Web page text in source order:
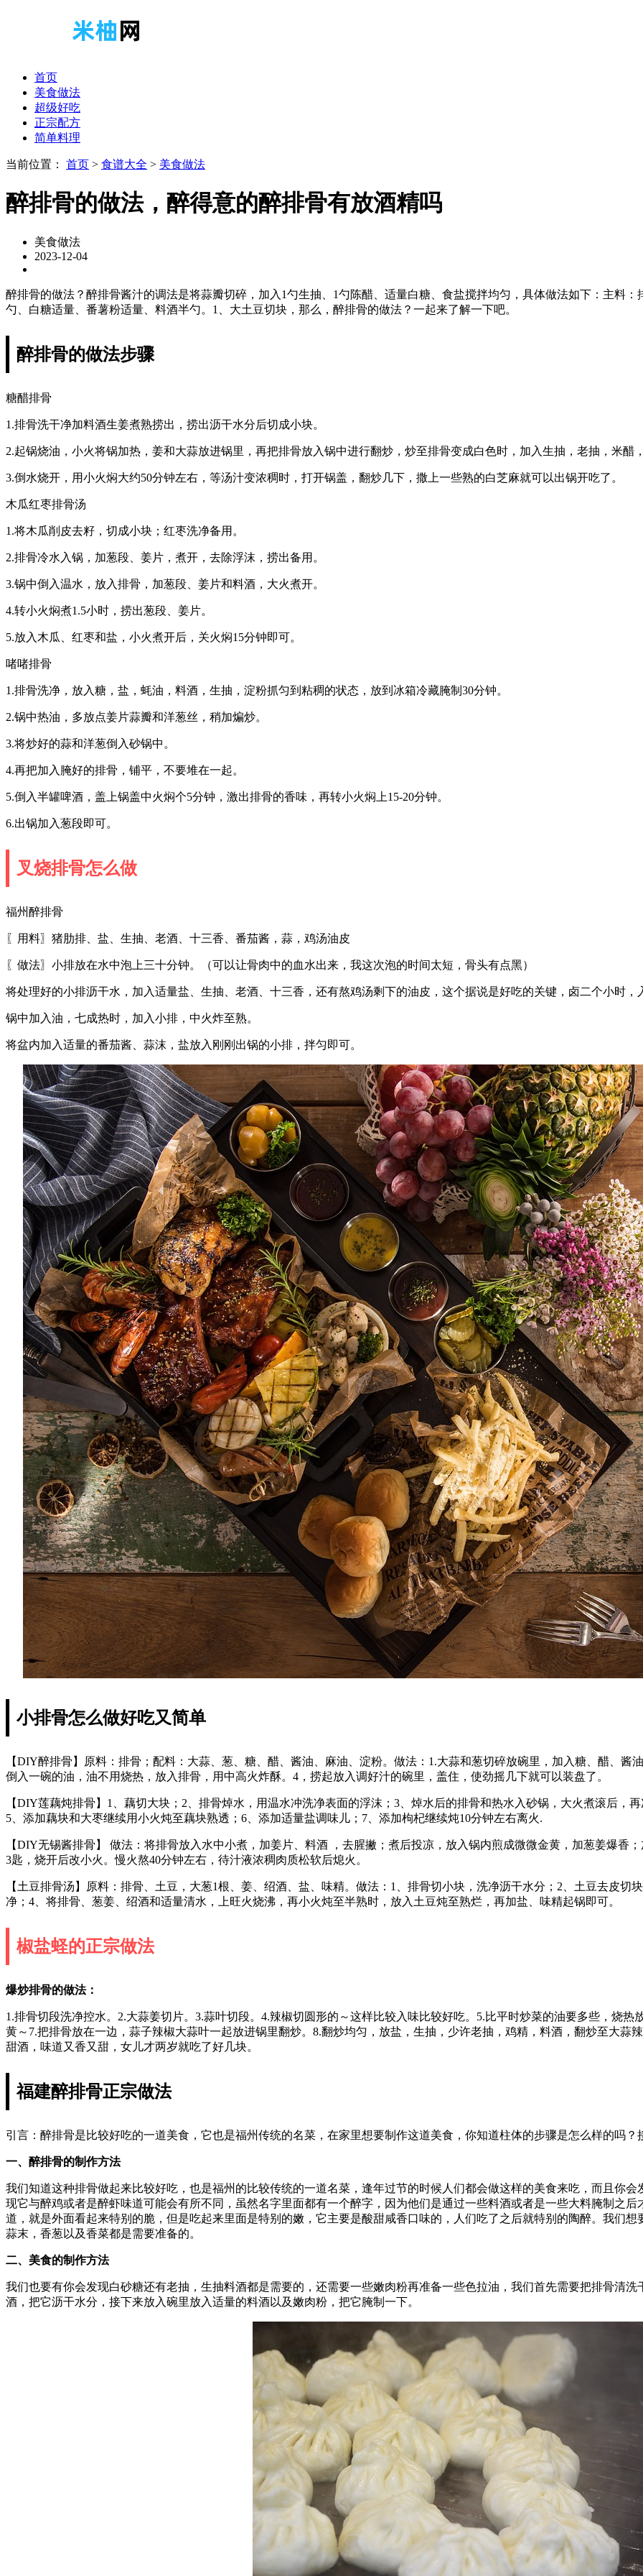
首页
美食做法
超级好吃
正宗配方
简单料理
当前位置： 首页 > 食谱大全 > 美食做法
醉排骨的做法，醉得意的醉排骨有放酒精吗
美食做法
2023-12-04
醉排骨的做法？醉排骨酱汁的调法是将蒜瓣切碎，加入1勺生抽、1勺陈醋、适量白糖、食盐搅拌均匀，具体做法如下：主料：
勺、白糖适量、番薯粉适量、料酒半勺。1、大土豆切块，那么，醉排骨的做法？一起来了解一下吧。
醉排骨的做法步骤
糖醋排骨
1.排骨洗干净加料酒生姜煮熟捞出，捞出沥干水分后切成小块。
2.起锅烧油，小火将锅加热，姜和大蒜放进锅里，再把排骨放入锅中进行翻炒，炒至排骨变成白色时，加入生抽，老抽，米醋
3.倒水烧开，用小火焖大约50分钟左右，等汤汁变浓稠时，打开锅盖，翻炒几下，撒上一些熟的白芝麻就可以出锅开吃了。
木瓜红枣排骨汤
1.将木瓜削皮去籽，切成小块；红枣洗净备用。
2.排骨冷水入锅，加葱段、姜片，煮开，去除浮沫，捞出备用。
3.锅中倒入温水，放入排骨，加葱段、姜片和料酒，大火煮开。
4.转小火焖煮1.5小时，捞出葱段、姜片。
5.放入木瓜、红枣和盐，小火煮开后，关火焖15分钟即可。
啫啫排骨
1.排骨洗净，放入糖，盐，蚝油，料酒，生抽，淀粉抓匀到粘稠的状态，放到冰箱冷藏腌制30分钟。
2.锅中热油，多放点姜片蒜瓣和洋葱丝，稍加煸炒。
3.将炒好的蒜和洋葱倒入砂锅中。
4.再把加入腌好的排骨，铺平，不要堆在一起。
5.倒入半罐啤酒，盖上锅盖中火焖个5分钟，激出排骨的香味，再转小火焖上15-20分钟。
6.出锅加入葱段即可。
叉烧排骨怎么做
福州醉排骨
〖用料〗猪肋排、盐、生抽、老酒、十三香、番茄酱，蒜，鸡汤油皮
〖做法〗小排放在水中泡上三十分钟。（可以让骨肉中的血水出来，我这次泡的时间太短，骨头有点黑）
将处理好的小排沥干水，加入适量盐、生抽、老酒、十三香，还有熬鸡汤剩下的油皮，这个据说是好吃的关键，卤二个小时，
锅中加入油，七成热时，加入小排，中火炸至熟。
将盆内加入适量的番茄酱、蒜沫，盐放入刚刚出锅的小排，拌匀即可。
小排骨怎么做好吃又简单
【DIY醉排骨】原料：排骨；配料：大蒜、葱、糖、醋、酱油、麻油、淀粉。做法：1.大蒜和葱切碎放碗里，加入糖、醋、酱
倒入一碗的油，油不用烧热，放入排骨，用中高火炸酥。4，捞起放入调好汁的碗里，盖住，使劲摇几下就可以装盘了。
【DIY莲藕炖排骨】1、藕切大块；2、排骨焯水，用温水冲洗净表面的浮沫；3、焯水后的排骨和热水入砂锅，大火煮滚后，
5、添加藕块和大枣继续用小火炖至藕块熟透；6、添加适量盐调味儿；7、添加枸杞继续炖10分钟左右离火.
【DIY无锡酱排骨】 做法：将排骨放入水中小煮，加姜片、料酒 ，去腥撇；煮后投凉，放入锅内煎成微微金黄，加葱姜爆香
3匙，烧开后改小火。慢火熬40分钟左右，待汁液浓稠肉质松软后熄火。
【土豆排骨汤】原料：排骨、土豆，大葱1根、姜、绍酒、盐、味精。做法：1、排骨切小块，洗净沥干水分；2、土豆去皮切
净；4、将排骨、葱姜、绍酒和适量清水，上旺火烧沸，再小火炖至半熟时，放入土豆炖至熟烂，再加盐、味精起锅即可。
椒盐蛏的正宗做法
爆炒排骨的做法：
1.排骨切段洗净控水。2.大蒜姜切片。3.蒜叶切段。4.辣椒切圆形的～这样比较入味比较好吃。5.比平时炒菜的油要多些，烧
黄～7.把排骨放在一边，蒜子辣椒大蒜叶一起放进锅里翻炒。8.翻炒均匀，放盐，生抽，少许老抽，鸡精，料酒，翻炒至大蒜
甜酒，味道又香又甜，女儿才两岁就吃了好几块。
福建醉排骨正宗做法
引言：醉排骨是比较好吃的一道美食，它也是福州传统的名菜，在家里想要制作这道美食，你知道柱体的步骤是怎么样的吗
一、醉排骨的制作方法
我们知道这种排骨做起来比较好吃，也是福州的比较传统的一道名菜，逢年过节的时候人们都会做这样的美食来吃，而且你
现它与醉鸡或者是醉虾味道可能会有所不同，虽然名字里面都有一个醉字，因为他们是通过一些料酒或者是一些大料腌制之
道，就是外面看起来特别的脆，但是吃起来里面是特别的嫩，它主要是酸甜咸香口味的，人们吃了之后就特别的陶醉。我们
蒜末，香葱以及香菜都是需要准备的。
二、美食的制作方法
我们也要有你会发现白砂糖还有老抽，生抽料酒都是需要的，还需要一些嫩肉粉再准备一些色拉油，我们首先需要把排骨清
酒，把它沥干水分，接下来放入碗里放入适量的料酒以及嫩肉粉，把它腌制一下。